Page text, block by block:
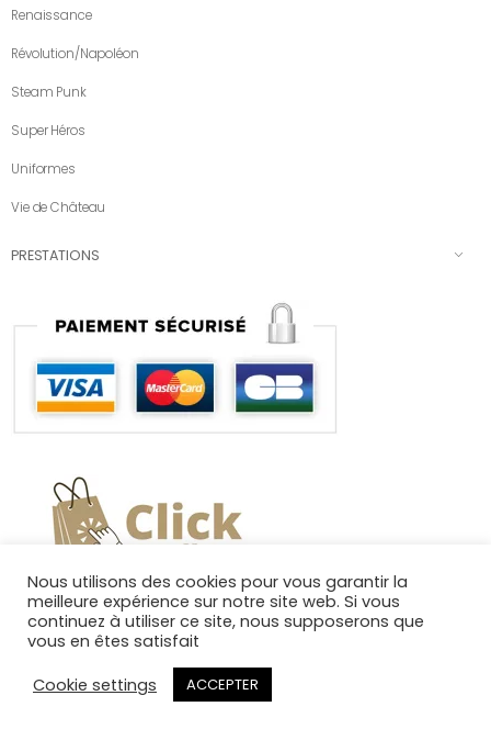
Renaissance
Révolution/Napoléon
Steam Punk
Super Héros
Uniformes
Vie de Château
PRESTATIONS
Copyright 2025. Tous droits réservés.
Nous utilisons des cookies pour vous garantir la
meilleure expérience sur notre site web. Si vous
continuez à utiliser ce site, nous supposerons que
vous en êtes satisfait
Cookie settings
ACCEPTER